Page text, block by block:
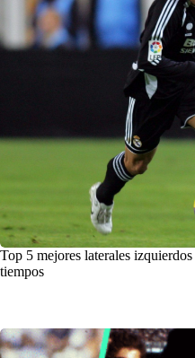
Top 5 mejores laterales
tiempos